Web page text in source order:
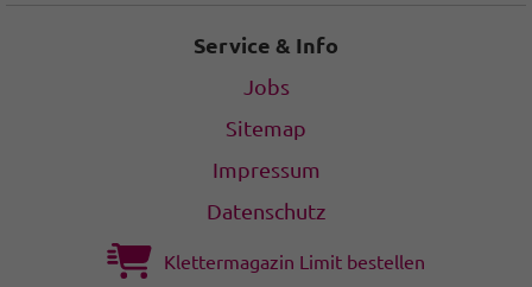
Service & Info
Jobs
Sitemap
Impressum
Datenschutz
Klettermagazin Limit bestellen